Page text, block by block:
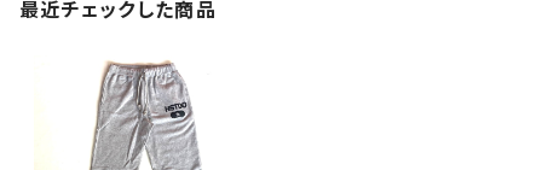
最近チェックした商品